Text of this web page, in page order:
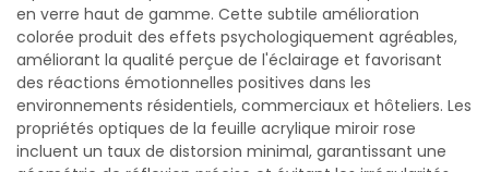
en verre haut de gamme. Cette subtile amélioration
colorée produit des effets psychologiquement agréables,
améliorant la qualité perçue de l'éclairage et favorisant
des réactions émotionnelles positives dans les
environnements résidentiels, commerciaux et hôteliers. Les
propriétés optiques de la feuille acrylique miroir rose
incluent un taux de distorsion minimal, garantissant une